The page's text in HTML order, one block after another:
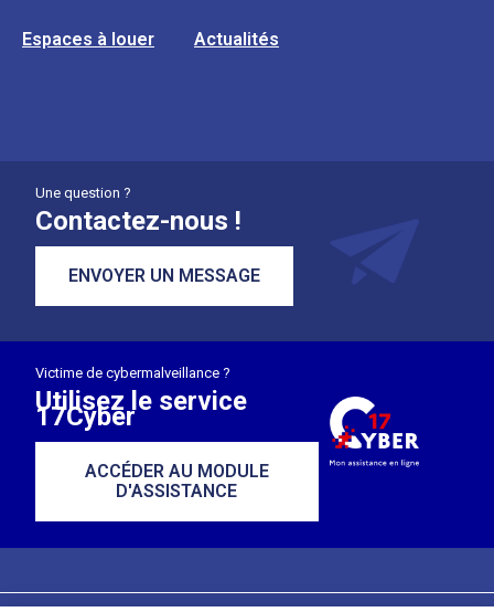
Espaces à louer Actualités
Une question ?
Contactez-nous !
ENVOYER UN MESSAGE
Victime de cybermalveillance ?
Utilisez le service
17Cyber
ACCÉDER AU MODULE
D'ASSISTANCE